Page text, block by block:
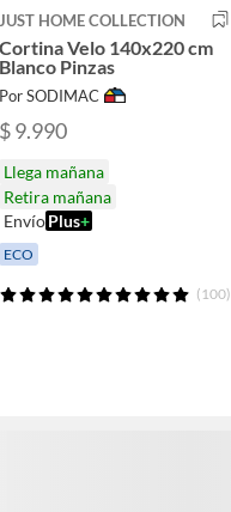
JUST HOME COLLECTION
Cortina Velo 140x220 cm
Blanco Pinzas
Por SODIMAC
$ 9.990
Llega mañana
Retira mañana
EnvíoPlus+
ECO
(100)